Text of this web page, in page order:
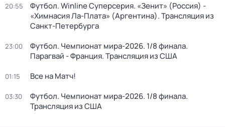
20:55
Футбол. Winline Суперсерия. «Зенит» (Россия) -
«Химнасия Ла-Плата» (Аргентина). Трансляция из
Санкт-Петербурга
23:00
Футбол. Чемпионат мира-2026. 1/8 финала.
Парагвай - Франция. Трансляция из США
01:15 Все на Матч!
03:30
Футбол. Чемпионат мира-2026. 1/8 финала.
Трансляция из США